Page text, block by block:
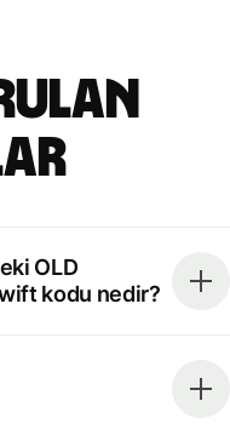
OLD
kodu nedir?